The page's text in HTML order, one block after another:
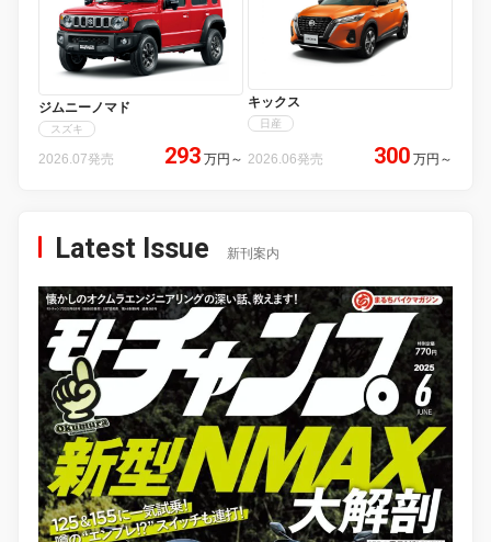
ジムニーノマド
スズキ
2026.07発売 293 万円 ～
キックス
日産
2026.06発売 300 万円 ～
Latest Issue 新刊案内